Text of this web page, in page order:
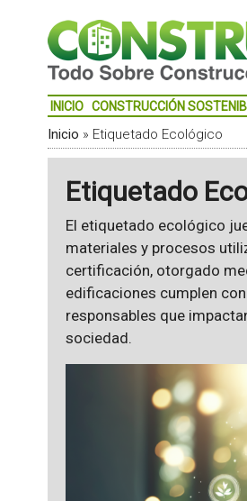
INICIO CONSTRUCCIÓN
Inicio » Etiquetado Ecológico
Etiquetado
El etiquetado ecológico
materiales y procesos
certificación, otorgado
edificaciones cumplen
responsables que
sociedad.